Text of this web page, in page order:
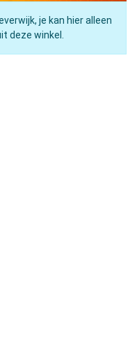
je kan hier alleen
deze winkel.